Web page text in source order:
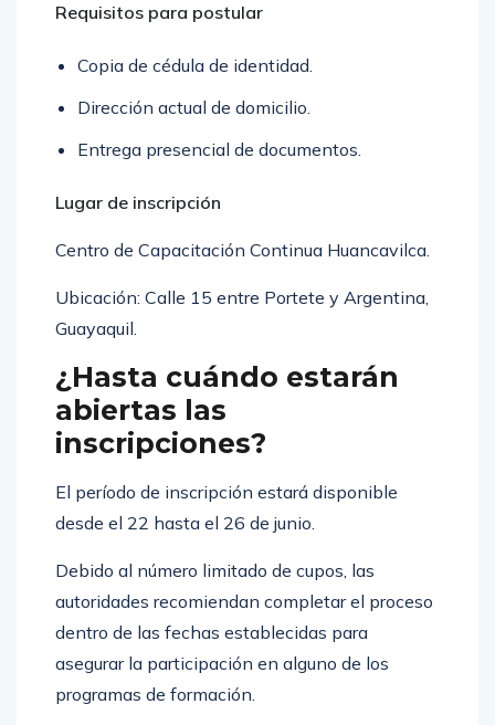
Requisitos para postular
Copia de cédula de identidad.
Dirección actual de domicilio.
Entrega presencial de documentos.
Lugar de inscripción
Centro de Capacitación Continua Huancavilca.
Ubicación: Calle 15 entre Portete y Argentina,
Guayaquil.
¿Hasta cuándo estarán
abiertas las
inscripciones?
El período de inscripción estará disponible
desde el 22 hasta el 26 de junio.
Debido al número limitado de cupos, las
autoridades recomiendan completar el proceso
dentro de las fechas establecidas para
asegurar la participación en alguno de los
programas de formación.